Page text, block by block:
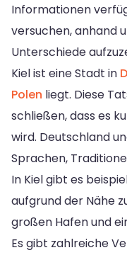
Informationen
versuchen, anhand
Unterschiede
Kiel ist eine Stadt in
Polen liegt. Diese
schließen, dass es
wird. Deutschland
Sprachen,
In Kiel gibt es
aufgrund der Nähe
großen Hafen und
Es gibt zahlreiche